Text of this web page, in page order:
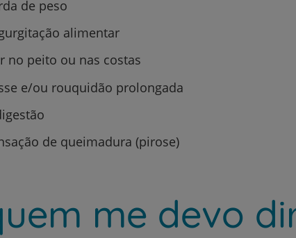
de peso
alimentar
no peito ou nas costas
e/ou rouquidão prolongada
de queimadura (pirose)
me devo